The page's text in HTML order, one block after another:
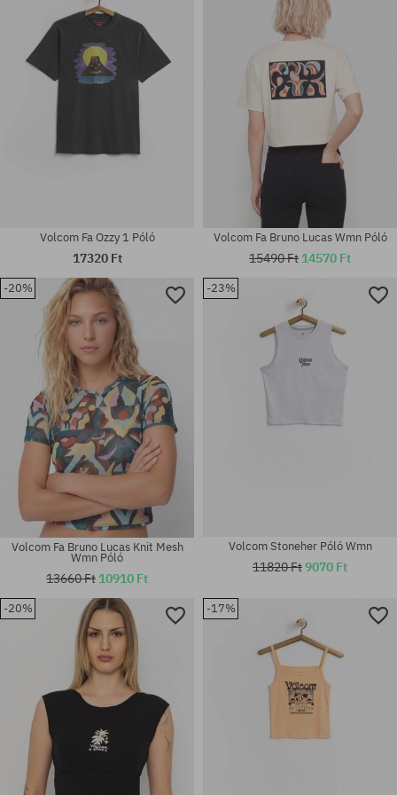
Elérhető méretek:
Elérhető méretek:
Elérhető méretek:
M; L; XL
Elérhető méretek:
Elérhető méretek:
Volcom Fa Ozzy 1 Póló
17320 Ft
Elérhető méretek:
Volcom Fa Bruno Lucas Wmn Póló
15490 Ft 14570 Ft
-20%
Volcom Fa Bruno Lucas Knit Mesh
Wmn Póló
13660 Ft 10910 Ft
-23%
Volcom Stoneher Póló Wmn
11820 Ft9070 Ft
-20% -17%